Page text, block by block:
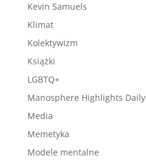
Kevin Samuels
Klimat
Kolektywizm
Książki
LGBTQ+
Manosphere Highlights Daily
Media
Memetyka
Modele mentalne